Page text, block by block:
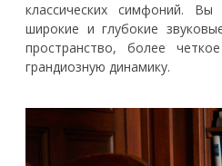
классических симфоний.
широкие и глубокие
пространство, более
грандиозную динамику.